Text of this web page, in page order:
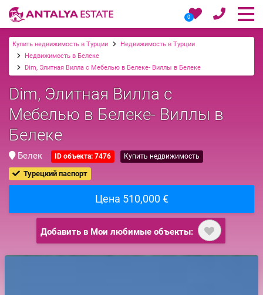
0
Купить недвижимость в Турции
Недвижимость в Турции
Недвижимость в Белеке
Dim, Элитная Вилла с Мебелью в Белеке- Виллы в Белеке
Dim, Элитная Вилла с
Мебелью в Белеке- Виллы в
Белеке
Белек ID объекта: 7476 Купить недвижимость
Турецкий паспорт
Цена 510,000 €
Добавить в Мои любимые объекты: